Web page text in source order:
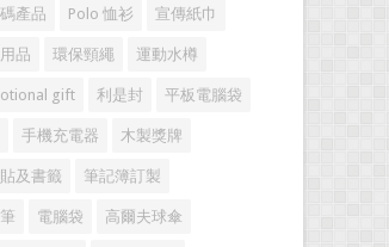
產品 Polo 恤衫 宣傳紙巾
品 環保頸繩 運動水樽
gift 利是封 平板電腦袋
手機充電器 木製獎牌
及書籤 筆記簿訂製
電腦袋 高爾夫球傘